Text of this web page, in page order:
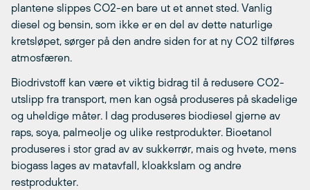
plantene slippes CO2-en bare ut et annet sted. Vanlig
diesel og bensin, som ikke er en del av dette naturlige
kretsløpet, sørger på den andre siden for at ny CO2 tilføres
atmosfæren.
Biodrivstoff kan være et viktig bidrag til å redusere CO2-
utslipp fra transport, men kan også produseres på skadelige
og uheldige måter. I dag produseres biodiesel gjerne av
raps, soya, palmeolje og ulike restprodukter. Bioetanol
produseres i stor grad av av sukkerrør, mais og hvete, mens
biogass lages av matavfall, kloakkslam og andre
restprodukter.